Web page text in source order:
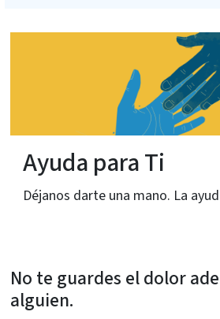
Ayuda para Ti
Déjanos darte una mano. La
No te guardes el dolor
alguien.